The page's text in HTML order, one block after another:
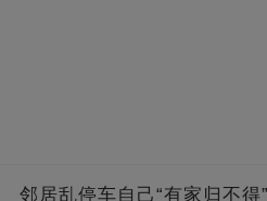
邻居乱停车自己“有家归不